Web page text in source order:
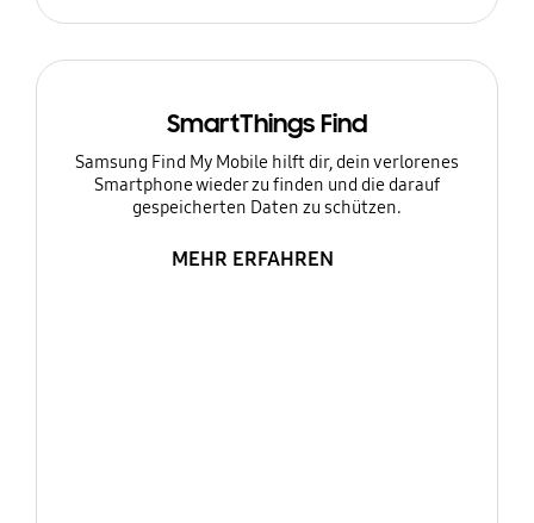
SmartThings Find
Samsung Find My Mobile hilft dir, dein verlorenes
Smartphone wieder zu finden und die darauf
gespeicherten Daten zu schützen.
MEHR ERFAHREN